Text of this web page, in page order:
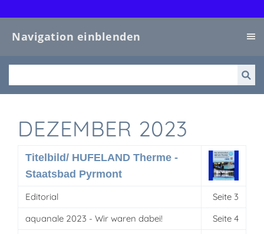
Navigation einblenden
DEZEMBER 2023
Titelbild/ HUFELAND Therme -
Staatsbad Pyrmont
Editorial
Seite 3
aquanale 2023 - Wir waren dabei!
Seite 4